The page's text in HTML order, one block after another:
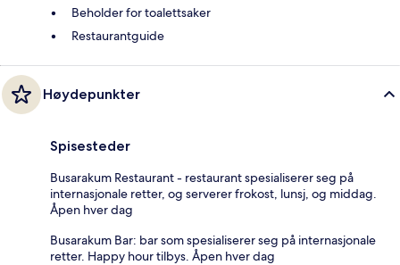
Beholder for toalettsaker
Restaurantguide
Høydepunkter
Spisesteder
Busarakum Restaurant - restaurant spesialiserer seg på
internasjonale retter, og serverer frokost, lunsj, og middag.
Åpen hver dag
Busarakum Bar: bar som spesialiserer seg på internasjonale
retter. Happy hour tilbys. Åpen hver dag